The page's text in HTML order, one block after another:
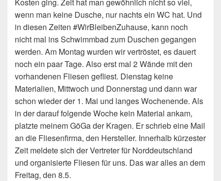
wenn man keine Dusche, nur nachts ein WC hat. Und
in diesen Zeiten #WirBleibenZuhause, kann noch
nicht mal ins Schwimmbad zum Duschen gegangen
werden. Am Montag wurden wir vertröstet, es dauert
noch ein paar Tage. Also erst mal 2 Wände mit den
vorhandenen Fliesen gefliest. Dienstag keine
Materialien, Mittwoch und Donnerstag und dann war
schon wieder der 1. Mai und langes Wochenende. Als
in der darauf folgende Woche kein Material ankam,
platzte meinem GöGa der Kragen. Er schrieb eine Mail
an die Fliesenfirma, den Hersteller. Innerhalb kürzester
Zeit meldete sich der Vertreter für Norddeutschland
und organisierte Fliesen für uns. Das war alles an dem
Freitag, den 8.5.